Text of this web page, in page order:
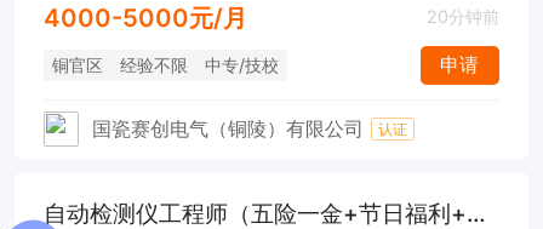
4000-5000元/月 20分钟前
铜官区 经验不限 中专/技校 申请
国瓷赛创电气（铜陵）有限公司 认证
自动检测仪工程师（五险一金+节日福利+工作餐）